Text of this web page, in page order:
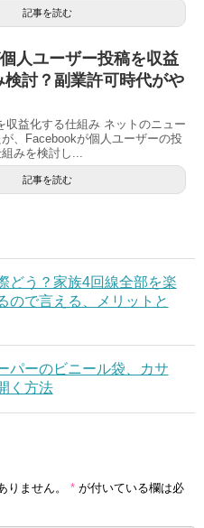
記事を読む
人ユーザー投稿を収益
検討？副業許可時代がや
収益化する仕組み ネットのニュー
、Facebookが個人ユーザーの投
みを検討し...
記事を読む
どう？家族4回線全部を楽
ので言える、メリットと
パーのビニール袋、カサ
く方法
りません。 * が付いている欄は必